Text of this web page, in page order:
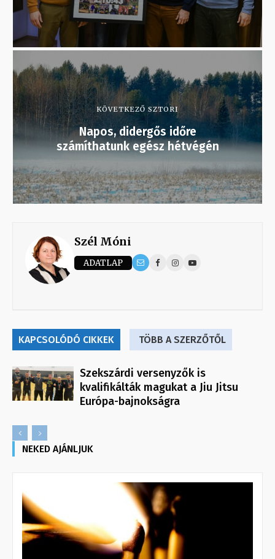
KÖVETKEZŐ SZTORI
Napos, didergős időre
számíthatunk egész hétvégén
Szél Móni
ADATLAP
KAPCSOLÓDÓ CIKKEK TÖBB A SZERZŐTŐL
Szekszárdi versenyzők is
kvalifikálták magukat a Jiu Jitsu
Európa-bajnokságra
NEKED AJÁNLJUK